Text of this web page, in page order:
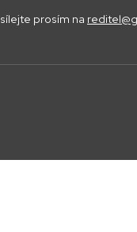
prosím na